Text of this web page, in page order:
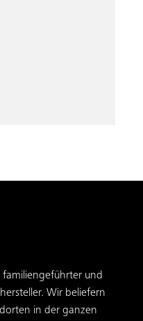
familiengeführter und
Wir beliefern
in der ganzen